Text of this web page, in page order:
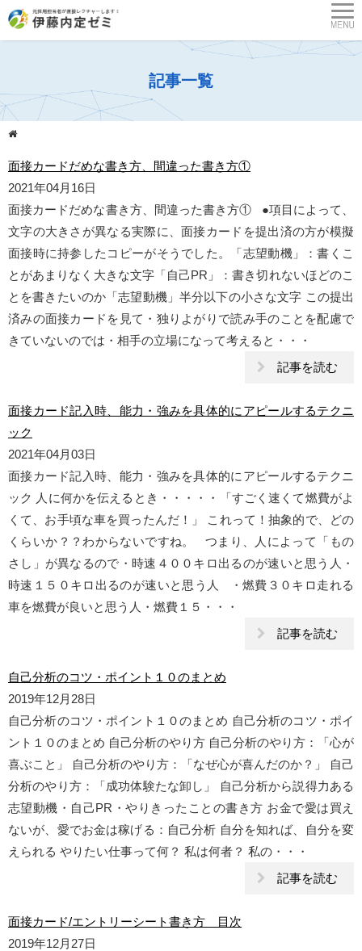
記事一覧
面接カードだめな書き方、間違った書き方①
2021年04月16日
面接カードだめな書き方、間違った書き方① ●項目によって、
文字の大きさが異なる実際に、面接カードを提出済の方が模擬
面接時に持参したコピーがそうでした。「志望動機」：書くこ
とがあまりなく大きな文字「自己PR」：書き切れないほどのこ
とを書きたいのか「志望動機」半分以下の小さな文字 この提出
済みの面接カードを見て・独りよがりで読み手のことを配慮で
きていないのでは・相手の立場になって考えると・・・
記事を読む
面接カード記入時、能力・強みを具体的にアピールするテクニ
ック
2021年04月03日
面接カード記入時、能力・強みを具体的にアピールするテクニ
ック 人に何かを伝えるとき・・・・・「すごく速くて燃費がよ
くて、お手頃な車を買ったんだ！」 これって！抽象的で、どの
くらいか？？わからないですね。 つまり、人によって「もの
さし」が異なるので・時速４００キロ出るのが速いと思う人・
時速１５０キロ出るのが速いと思う人 ・燃費３０キロ走れる
車を燃費が良いと思う人・燃費１５・・・
記事を読む
自己分析のコツ・ポイント１０のまとめ
2019年12月28日
自己分析のコツ・ポイント１０のまとめ 自己分析のコツ・ポイ
ント１０のまとめ 自己分析のやり方 自己分析のやり方：「心が
喜ぶこと」 自己分析のやり方：「なぜ心が喜んだのか？」 自己
分析のやり方：「成功体験たな卸し」 自己分析から説得力ある
志望動機・自己PR・やりきったことの書き方 お金で愛は買え
ないが、愛でお金は稼げる：自己分析 自分を知れば、自分を変
えられる やりたい仕事って何？ 私は何者？ 私の・・・
記事を読む
面接カード/エントリーシート書き方 目次
2019年12月27日